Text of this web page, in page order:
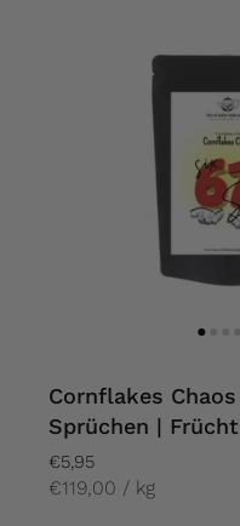
Cornflakes
Sprüchen |
€5,95
€119,00 / kg